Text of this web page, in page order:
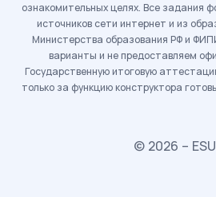
ознакомительных целях. Все задания
источников сети интернет и из
Министерства образования РФ и
варианты и не предоставляем
Государственную итоговую
только за функцию конструктора
© 2026 –